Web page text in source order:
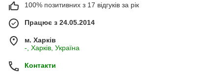
100% позитивних з 17 відгуків за рік
Працює з 24.05.2014
м. Харків
-, Харків, Україна
Контакти